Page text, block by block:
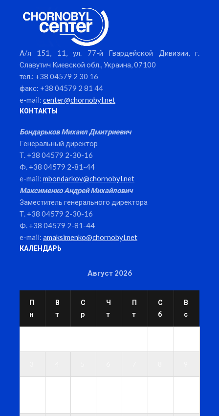
А/я 151, 11, ул. 77-й Гвардейской Дивизии, г.
Славутич Киевской обл., Украина, 07100
тел.: +38 04579 2 30 16
факс: +38 04579 2 81 44
e-mail: center@chornobyl.net
КОНТАКТЫ
Бондарьков Михаил Дмитриевич
Генеральный директор
Т. +38 04579 2-30-16
Ф. +38 04579 2-81-44
e-mail: mbondarkov@chornobyl.net
Максименко Андрей Михайлович
Заместитель генерального директора
Т. +38 04579 2-30-16
Ф. +38 04579 2-81-44
e-mail: amaksimenko@chornobyl.net
КАЛЕНДАРЬ
Август 2026
П
н
В
т
С
р
Ч
т
П
т
С
б
В
с